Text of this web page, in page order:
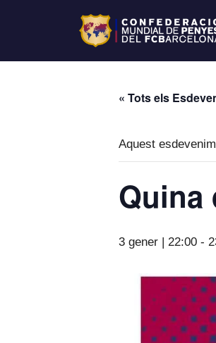
« Tots els
Aquest
Quina
3 gener | 22:00 -